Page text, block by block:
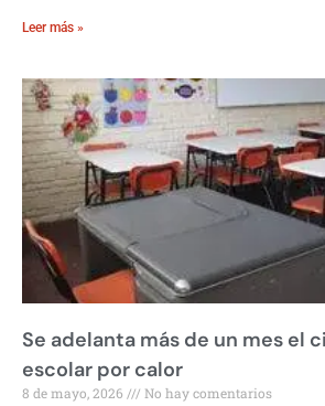
Leer más »
Se adelanta más de un mes el
escolar por calor
8 de mayo, 2026 No hay comentarios